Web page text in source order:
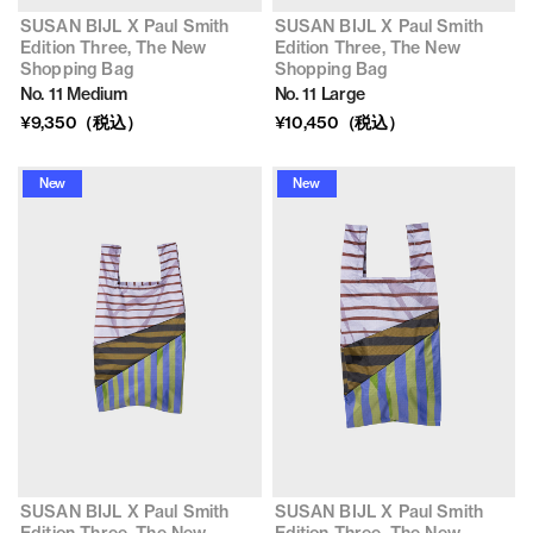
SUSAN BIJL X Paul Smith
Edition Three, The New
Shopping Bag
No. 11 Medium
¥9,350（税込）
SUSAN BIJL X Paul Smith
Edition Three, The New
Shopping Bag
No. 11 Large
¥10,450（税込）
New
SUSAN BIJL X Paul Smith
New
SUSAN BIJL X Paul Smith